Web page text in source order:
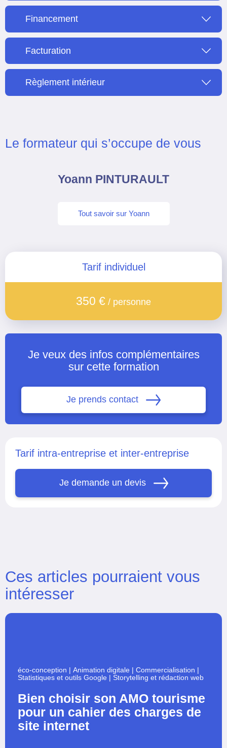
Financement
Facturation
Règlement intérieur
Le formateur qui s’occupe de vous
Yoann PINTURAULT
Tout savoir sur Yoann
Tarif individuel
350 € / personne
Je veux des infos complémentaires
sur cette formation
Je prends contact
Tarif intra-entreprise et inter-entreprise
Je demande un devis
Ces articles pourraient vous
intéresser
éco-conception | Animation digitale | Commercialisation |
Statistiques et outils Google | Storytelling et rédaction web
Bien choisir son AMO tourisme
pour un cahier des charges de
site internet